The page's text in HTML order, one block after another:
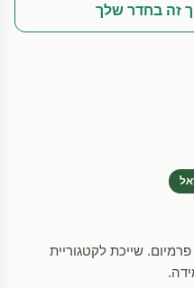
זה בחדר שלך
שייכת לקטגוריית